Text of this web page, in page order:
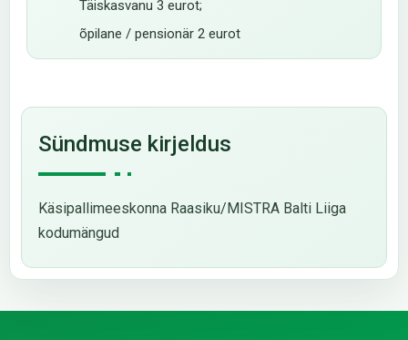
Täiskasvanu 3 eurot;
õpilane / pensionär 2 eurot
Sündmuse kirjeldus
Käsipallimeeskonna Raasiku/MISTRA Balti Liiga
kodumängud